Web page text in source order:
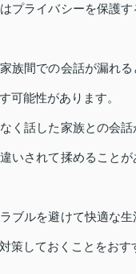
プライバシーを保護
族間での会話が漏れ
可能性があります。
く話した家族との会
いされて揉めることが
ブルを避けて快適な生
策しておくことをおす